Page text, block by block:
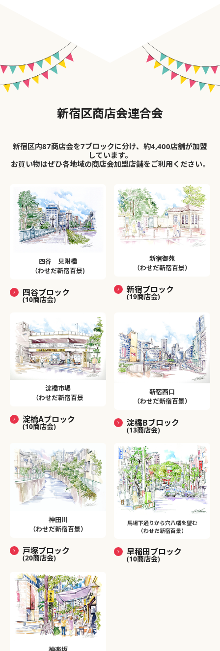
新宿区商店会連合会
新宿区内87商店会を7ブロックに分け、約4,400店舗が加盟
しています。
お買い物はぜひ各地域の商店会加盟店舗をご利用ください。
四谷 見附橋
（わせだ新宿百景)
四谷ブロック
(10商店会)
新宿御苑
（わせだ新宿百景）
新宿ブロック
(19商店会)
淀橋市場
（わせだ新宿百景
淀橋Aブロック
(10商店会)
新宿西口
（わせだ新宿百景）
淀橋Bブロック
(13商店会)
神田川
（わせだ新宿百景）
戸塚ブロック
(20商店会)
馬場下通りから穴八幡を望む
（わせだ新宿百景）
早稲田ブロック
(10商店会)